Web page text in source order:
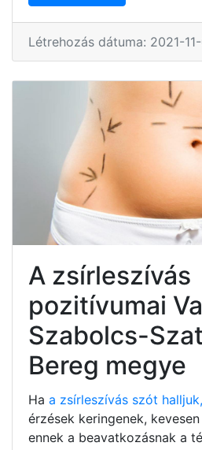
Létrehozás dátuma: 2021-
A zsírleszívás
pozitívumai
Szabolcs-
Bereg megye
Ha a zsírleszívás szót halljuk,
érzések keringenek,
ennek a beavatkozásnak a